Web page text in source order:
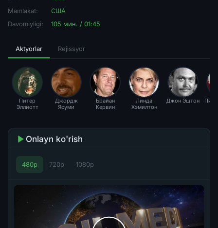
Mamlakat:
США
Davomiyligi:
105 мин. / 01:45
Aktyorlar Rejissyor
Питер
Эллиотт
Джордж
Ясуми
Брайан
Кервин
Линда
Хэмилтон
Джон Эштон
Onlayn ko'rish
480p 720p 1080p